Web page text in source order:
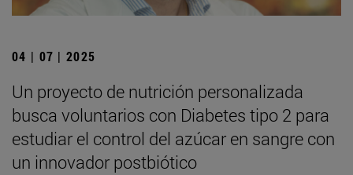
04 | 07 | 2025
Un proyecto de nutrición personalizada
busca voluntarios con Diabetes tipo 2 para
estudiar el control del azúcar en sangre con
un innovador postbiótico